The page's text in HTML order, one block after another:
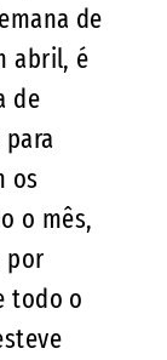
de
abril, é
de
os
o mês,
por
todo o